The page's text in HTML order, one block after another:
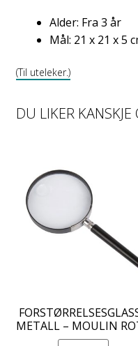
Alder: Fra 3 år
Mål: 21 x 21 x 5
(Til uteleker.)
DU LIKER
METALL – MOULIN